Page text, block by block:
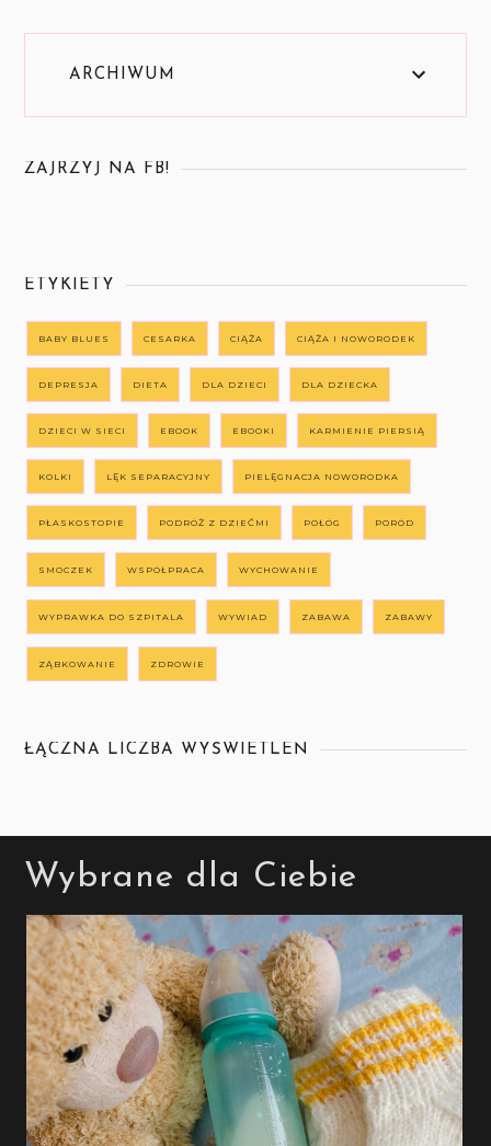
ARCHIWUM
ZAJRZYJ NA FB!
ETYKIETY
BABY BLUES CESARKA CIĄŻA CIĄŻA I NOWORODEK
DEPRESJA DIETA DLA DZIECI DLA DZIECKA
DZIECI W SIECI EBOOK EBOOKI KARMIENIE PIERSIĄ
KOLKI LĘK SEPARACYJNY PIELĘGNACJA NOWORODKA
PŁASKOSTOPIE PODRÓŻ Z DZIEĆMI POŁÓG PORÓD
SMOCZEK WSPÓŁPRACA WYCHOWANIE
WYPRAWKA DO SZPITALA WYWIAD ZABAWA ZABAWY
ZĄBKOWANIE ZDROWIE
ŁĄCZNA LICZBA WYŚWIETLEŃ
Wybrane dla Ciebie